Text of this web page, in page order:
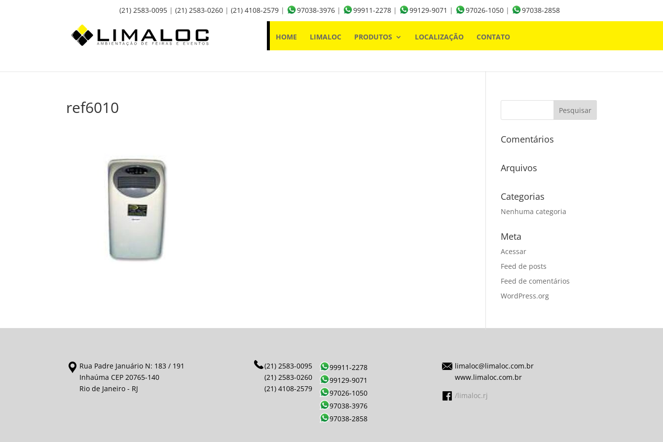
(21) 2583-0095| (21) 2583-0260| (21) 4108-2579| 97038-3976| 99911-2278| 99129-9071 | 97026-1050| 97038-2858
HOME LIMALOC PRODUTOS LOCALIZAÇÃO CONTATO
ref6010
Comentários
Arquivos
Categorias
Nenhuma categoria
Meta
Acessar
Feed de posts
Feed de comentários
WordPress.org
Rua Padre Januário N: 183 / 191
Inhaúma CEP 20765-140
Rio de Janeiro - RJ
(21) 2583-0095
(21) 2583-0260
(21) 4108-2579
99911-2278
99129-9071
97026-1050
97038-3976
97038-2858
limaloc@limaloc.com.br
www.limaloc.com.br
/limaloc.rj